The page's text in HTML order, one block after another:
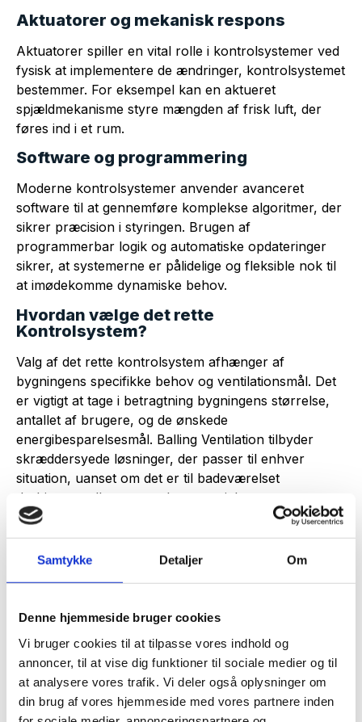
Samtykke Detaljer Om
Denne hjemmeside bruger cookies
Vi bruger cookies til at tilpasse vores indhold og
annoncer, til at vise dig funktioner til sociale medier og til
at analysere vores trafik. Vi deler også oplysninger om
din brug af vores hjemmeside med vores partnere inden
Aktuatorer og mekanisk respons
Aktuatorer spiller en vital rolle i kontrolsystemer ved
fysisk at implementere de ændringer, kontrolsystemet
bestemmer. For eksempel kan en aktueret
spjældmekanisme styre mængden af frisk luft, der
føres ind i et rum.
Software og programmering
Moderne kontrolsystemer anvender avanceret
software til at gennemføre komplekse algoritmer, der
sikrer præcision i styringen. Brugen af
programmerbar logik og automatiske opdateringer
sikrer, at systemerne er pålidelige og fleksible nok til
at imødekomme dynamiske behov.
Hvordan vælge det rette
Kontrolsystem?
Valg af det rette kontrolsystem afhænger af
bygningens specifikke behov og ventilationsmål. Det
er vigtigt at tage i betragtning bygningens størrelse,
antallet af brugere, og de ønskede
energibesparelsesmål. Balling Ventilation tilbyder
skræddersyede løsninger, der passer til enhver
situation, uanset om det er til badeværelset
derhjemme eller et stort kommercielt rum.
Sammenfattende spiller kontrolsystemer en
sikre energibesparelser og forbedret indendørs
luftkvalitet. Balling Ventilation er din pålidelige partner
behov.
Ønsker du at optimere dit ventilationssystem, så
kontakt Balling Ventilation i dag og oplev fordelene
ved et avanceret kontrolsystem!